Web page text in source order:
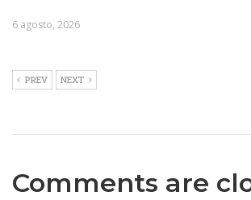
6 agosto, 2026
PREV NEXT
Comments are